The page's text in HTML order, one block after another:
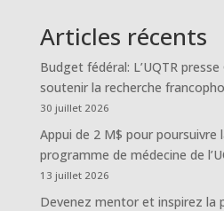
Articles récents
Budget fédéral: L’UQTR
soutenir la recherche
30 juillet 2026
Appui de 2 M$ pour
programme de médecine de
13 juillet 2026
Devenez mentor et inspirez la